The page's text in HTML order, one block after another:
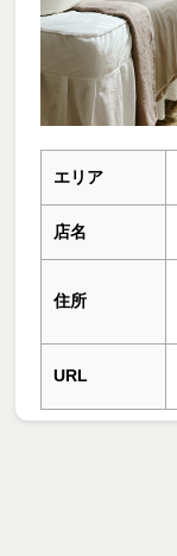
エリア
店名
住所
URL